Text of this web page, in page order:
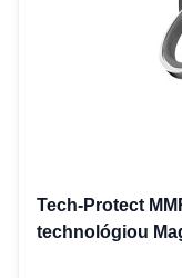
Tech-Protect
technológiou